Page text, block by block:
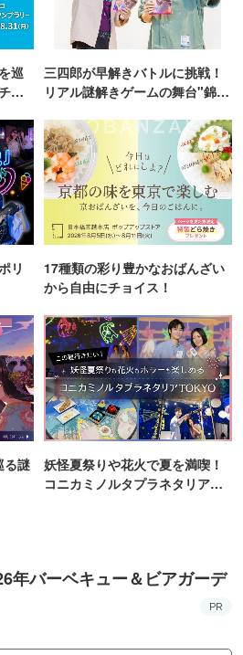
巡
ャ
三四郎が早解きバトルに挑戦！
リアル謎解きゲームの舞台"錦糸
リ
17種類の彩り豊かなおばんざい
から自由にチョイス！
る謎
妖怪夏祭りや花火で夏を満喫！
コニカミノルタプラネタリア
年バーベキュー＆ビアガーデ
PR